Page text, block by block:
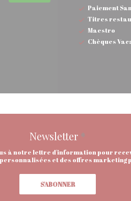
Paiement
Titres
Maestro
Chèques
Newsletter *
à notre lettre d'information pour
et des offres marketing
S'ABONNER